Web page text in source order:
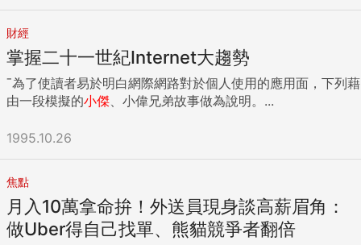
財經
掌握二十一世紀Internet大趨勢
ˉ為了使讀者易於明白網際網路對於個人使用的應用面，下列藉
由一段模擬的小傑 、小偉兄弟故事做為說明。...
1995.10.26
焦點
月入10萬拿命拚！外送員現身談高薪眉角：
做Uber得自己找單、熊貓競爭者翻倍